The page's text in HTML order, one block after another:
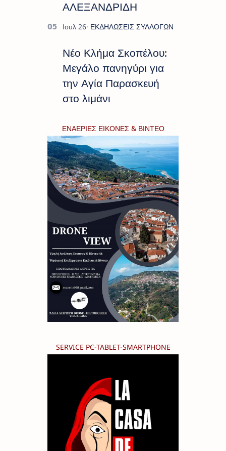
ΑΛΕΞΑΝΔΡΙΔΗ
Νέο Κλήμα Σκοπέλου:
Μεγάλο πανηγύρι για
την Αγία Παρασκευή
στο λιμάνι
ΕΝΑΕΡΙΕΣ ΕΙΚΟΝΕΣ & ΒΙΝΤΕΟ
SERVICE PC-TABLET-SMARTPHONE